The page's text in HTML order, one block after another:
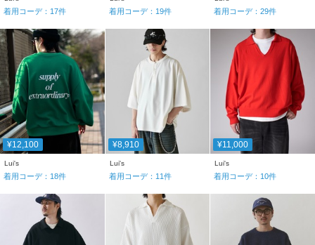
着用コーデ： 17件 着用コーデ： 19件 着用コーデ：29件
¥12,100
Lui's
着用コーデ： 18件
¥8,910
Lui's
着用コーデ： 11件
¥11,000
Lui's
着用コーデ： 10件